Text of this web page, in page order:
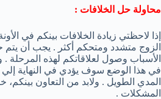
محاولة حل الخلافات :
إذا لاحظتي زيادة الخلافات بينكم في
الزوج متشدد ومتحكم أكثر . يجب أن
الأسباب وصول لعلاقاتكم لهذه المرحلة .
في هذا الوضع سوف يؤدي في النهاية
المدي الطويل . ولابد من التعاون
المشكلات .